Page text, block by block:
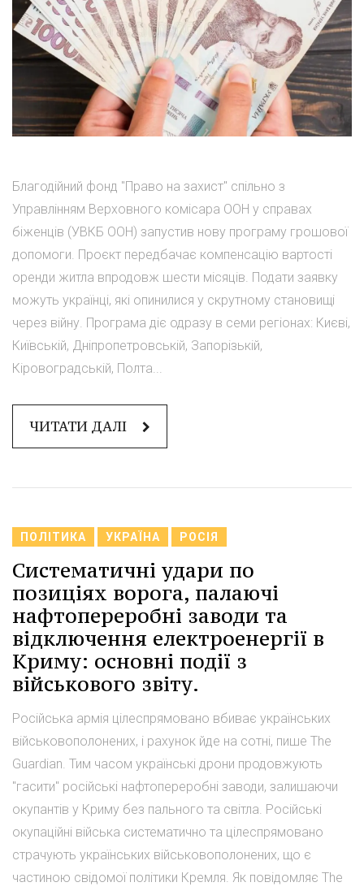
Благодійний фонд "Право на захист" спільно з
Управлінням Верховного комісара ООН у справах
біженців (УВКБ ООН) запустив нову програму грошової
допомоги. Проєкт передбачає компенсацію вартості
оренди житла впродовж шести місяців. Подати заявку
можуть українці, які опинилися у скрутному становищі
через війну. Програма діє одразу в семи регіонах: Києві,
Київській, Дніпропетровській, Запорізькій,
Кіровоградській, Полта...
ЧИТАТИ ДАЛІ
ПОЛІТИКА УКРАЇНА РОСІЯ
Систематичні удари по
позиціях ворога, палаючі
нафтопереробні заводи та
відключення електроенергії в
Криму: основні події з
військового звіту.
Російська армія цілеспрямовано вбиває українських
військовополонених, і рахунок йде на сотні, пише The
Guardian. Тим часом українські дрони продовжують
"гасити" російські нафтопереробні заводи, залишаючи
окупантів у Криму без пального та світла. Російські
окупаційні війська систематично та цілеспрямовано
страчують українських військовополонених, що є
частиною свідомої політики Кремля. Як повідомляє The